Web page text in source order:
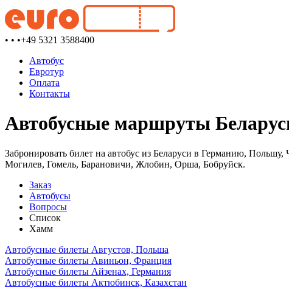
• • •+49 5321 3588400
Автобус
Евротур
Оплата
Контакты
Автобусные маршруты
Забронировать билет на автобус из Беларуси в Германию,
Могилев, Гомель, Барановичи, Жлобин, Орша, Бобруйск.
Заказ
Автобусы
Вопросы
Список
Хамм
Автобусные билеты Августов, Польша
Автобусные билеты Авиньон, Франция
Автобусные билеты Айзенах, Германия
Автобусные билеты Актюбинск, Казахстан